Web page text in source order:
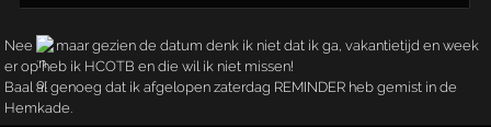
Nee
maar gezien de datum denk ik niet dat ik ga, vakantietijd en week
er op heb ik HCOTB en die wil ik niet missen!
Baal al genoeg dat ik afgelopen zaterdag REMINDER heb gemist in de
Hemkade.